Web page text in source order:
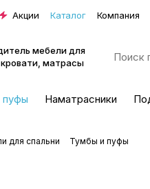
Акции Каталог Компания
мебели для
кровати, матрасы
пуфы Наматрасники
для спальни Тумбы и пуфы